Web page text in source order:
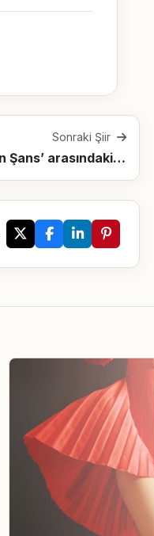
Sonraki Şiir
İlk Aşk’la ‘Son Şans’ arasındaki rüya, gençlik ve Turgenyev